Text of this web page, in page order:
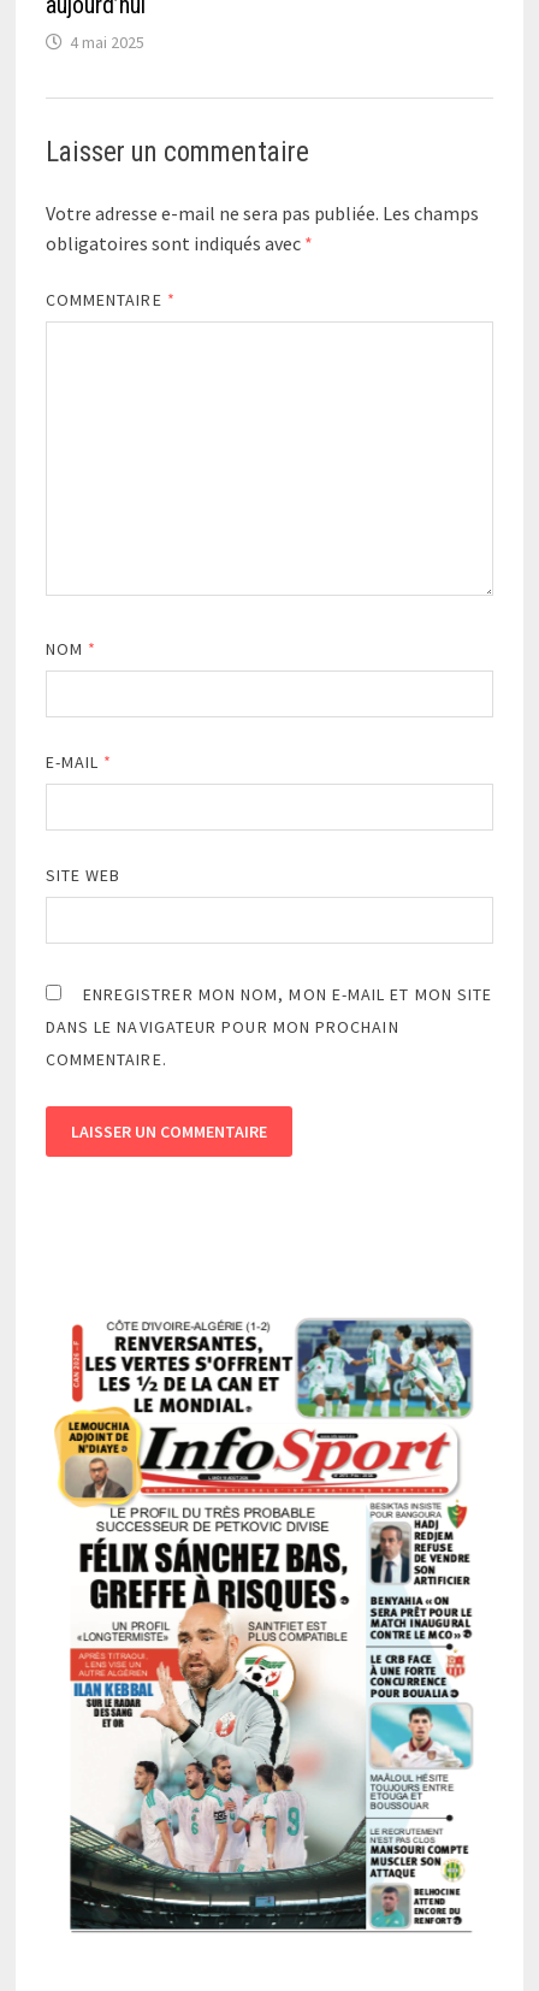
4 mai 2025
Laisser un commentaire
Votre adresse e-mail ne sera pas publiée. Les champs
obligatoires sont indiqués avec *
COMMENTAIRE *
NOM *
E-MAIL *
SITE WEB
ENREGISTRER MON NOM, MON E-MAIL ET MON SITE
DANS LE NAVIGATEUR POUR MON PROCHAIN
COMMENTAIRE.